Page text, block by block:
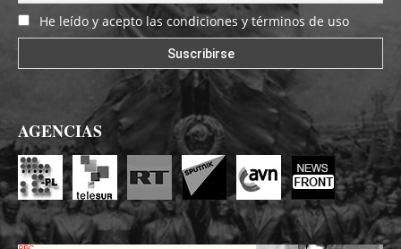
He leído y acepto las condiciones y términos de uso
AGENCIAS